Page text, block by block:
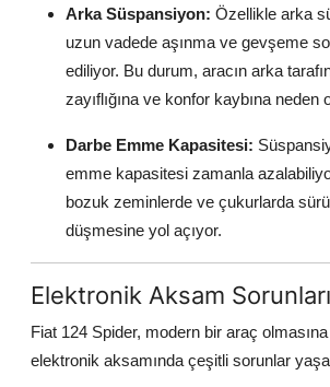
Arka Süspansiyon: Özellikle arka
uzun vadede aşınma ve gevşeme
ediliyor. Bu durum, aracın arka
zayıflığına ve konfor kaybına neden
Darbe Emme Kapasitesi:
emme kapasitesi zamanla
bozuk zeminlerde ve çukurlarda
düşmesine yol açıyor.
Elektronik Aksam Sorunları
Fiat 124 Spider, modern bir araç
elektronik aksamında çeşitli sorunlar